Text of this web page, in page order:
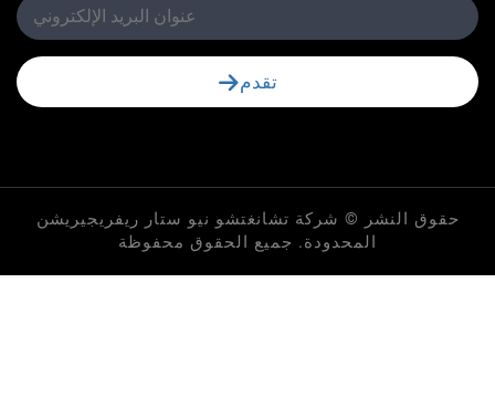
© شركة تشانغتشو نيو ستار ريفريجيريشن
المحدودة. جميع الحقوق محفوظة